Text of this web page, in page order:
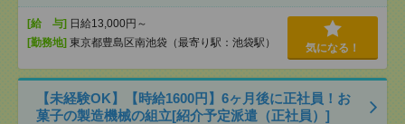
[給 与] 日給13,000円～
[勤務地] 東京都豊島区南池袋（最寄り駅：池袋駅） 気になる！
【未経験OK】【時給1600円】6ヶ月後に正社員！お
菓子の製造機械の組立[紹介予定派遣（正社員）]